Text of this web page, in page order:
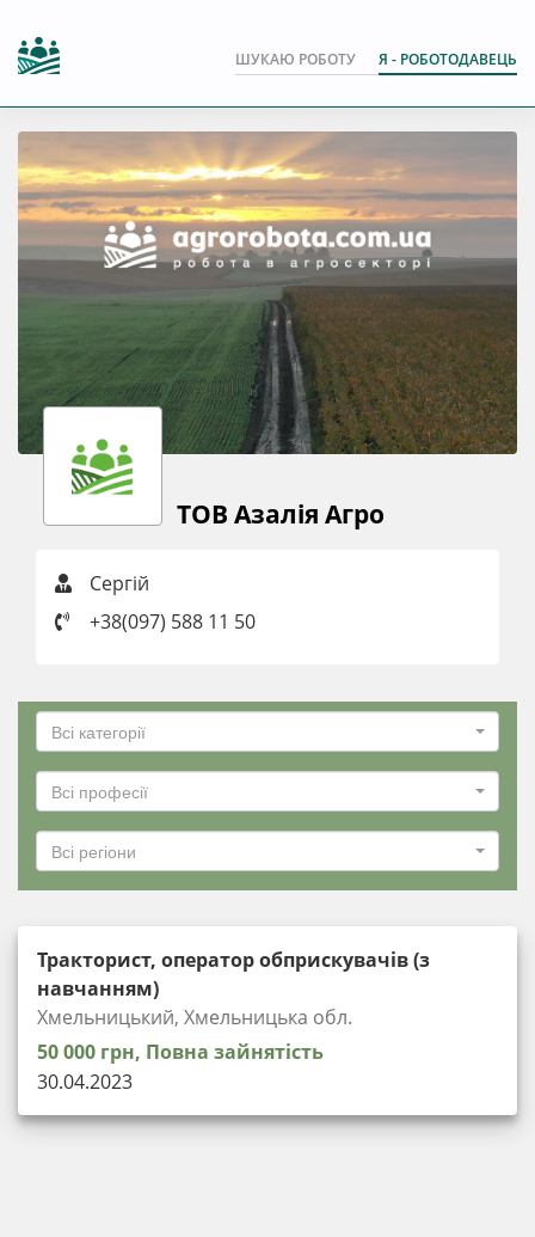
ШУКАЮ РОБОТУ Я - РОБОТОДАВЕЦЬ
ТОВ Азалія Агро
Сергій
+38(097) 588 11 50
Всі категорії
Всі професії
Всі регіони
Тракторист, оператор обприскувачів (з
навчанням)
Хмельницький, Хмельницька обл.
50 000 грн, Повна зайнятість
30.04.2023